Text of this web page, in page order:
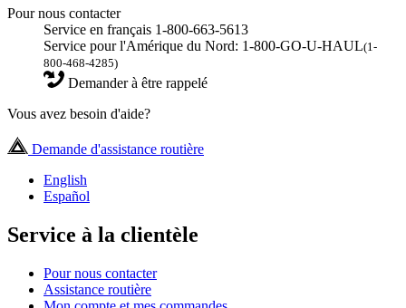
Pour nous contacter
Service en français 1-800-663-5613
Service pour l'Amérique du Nord: 1-800-GO-U-HAUL(1-
800-468-4285)
Demander à être rappelé
Vous avez besoin d'aide?
Demande d'assistance routière
English
Español
Service à la clientèle
Pour nous contacter
Assistance routière